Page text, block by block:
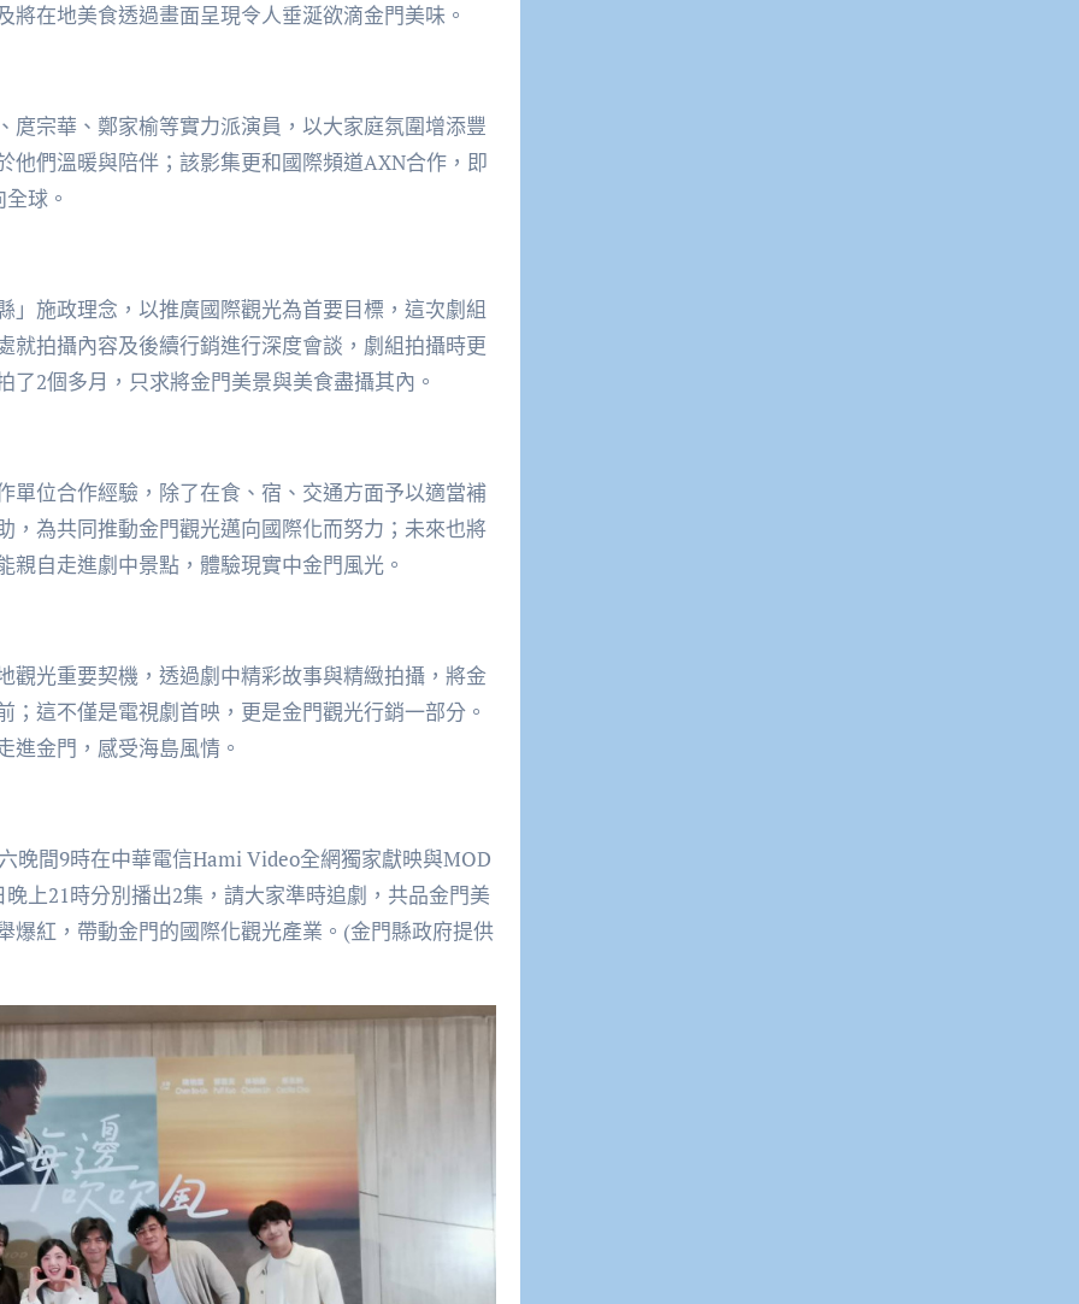
在地美食透過畫面呈現令人垂涎欲滴金門美味。
庹宗華、鄭家榆等實力派演員，以大家庭氛圍增添豐
他們溫暖與陪伴；該影集更和國際頻道AXN合作，即
球。
施政理念，以推廣國際觀光為首要目標，這次劇組
就拍攝內容及後續行銷進行深度會談，劇組拍攝時更
2個多月，只求將金門美景與美食盡攝其內。
單位合作經驗，除了在食、宿、交通方面予以適當補
，為共同推動金門觀光邁向國際化而努力；未來也將
自走進劇中景點，體驗現實中金門風光。
觀光重要契機，透過劇中精彩故事與精緻拍攝，將金
這不僅是電視劇首映，更是金門觀光行銷一部分。
進金門，感受海島風情。
晚間9時在中華電信Hami Video全網獨家獻映與MOD
上21時分別播出2集，請大家準時追劇，共品金門美
爆紅，帶動金門的國際化觀光產業。(金門縣政府提供